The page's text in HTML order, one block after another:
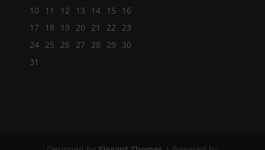
10
11 12 13 14 15
16
17
18 19 20 21 22
23
24 25 26 27 28 29
30
31